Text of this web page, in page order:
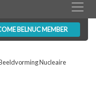
BELNUC MEMBER
Nucleaire